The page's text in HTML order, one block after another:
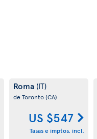
Roma (IT)
de Toronto(CA)
US $547
Tasas e imptos. incl.